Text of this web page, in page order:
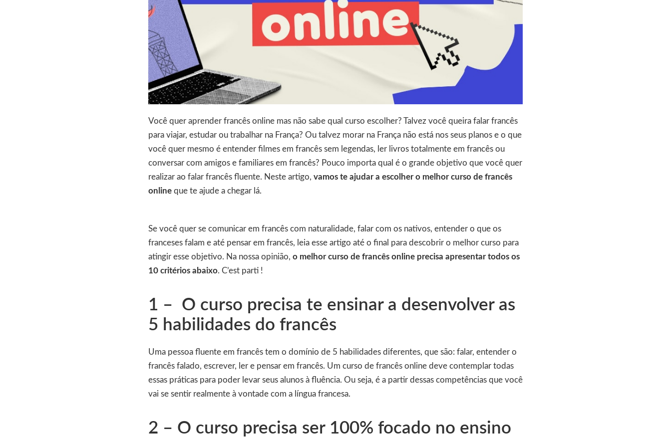
Você quer aprender francês online mas não sabe qual curso escolher? Talvez você queira falar francês
para viajar, estudar ou trabalhar na França? Ou talvez morar na França não está nos seus planos e o que
você quer mesmo é entender filmes em francês sem legendas, ler livros totalmente em francês ou
conversar com amigos e familiares em francês? Pouco importa qual é o grande objetivo que você quer
realizar ao falar francês fluente. Neste artigo, vamos te ajudar a escolher o melhor curso de francês
online que te ajude a chegar lá.
Se você quer se comunicar em francês com naturalidade, falar com os nativos, entender o que os
franceses falam e até pensar em francês, leia esse artigo até o final para descobrir o melhor curso para
atingir esse objetivo. Na nossa opinião, o melhor curso de francês online precisa apresentar todos os
10 critérios abaixo. C’est parti !
1 – O curso precisa te ensinar a desenvolver as
5 habilidades do francês
Uma pessoa fluente em francês tem o domínio de 5 habilidades diferentes, que são: falar, entender o
francês falado, escrever, ler e pensar em francês. Um curso de francês online deve contemplar todas
essas práticas para poder levar seus alunos à fluência. Ou seja, é a partir dessas competências que você
vai se sentir realmente à vontade com a língua francesa.
2 – O curso precisa ser 100% focado no ensino